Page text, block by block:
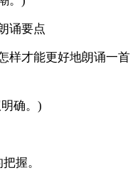
诵要点
样才能更好地朗诵一首
确。)
握。